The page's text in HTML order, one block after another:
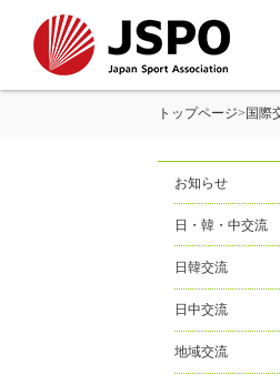
トップページ> 国際
お知らせ
日・韓・中交流
日韓交流
日中交流
地域交流